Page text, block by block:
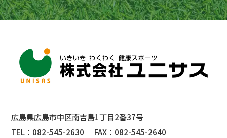
広島県広島市中区南吉島1丁目2番37号
TEL： 082-545-2630 FAX： 082-545-2640